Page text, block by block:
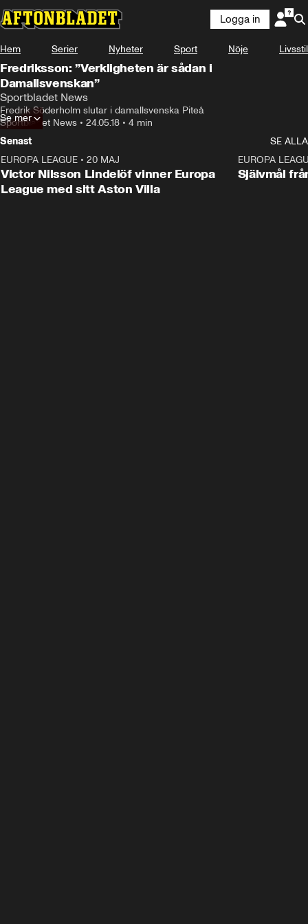
Logga in
Hem Serier Nyheter Sport Nöje Livsstil
Fredriksson: ”Verkligheten är sådan i
Damallsvenskan”
Sportbladet News
Fredrik Söderholm slutar i damallsvenska Piteå
Sportbladet News • 24.05.18 • 4 min
Se mer
Senast
SE ALLA
EUROPA LEAGUE • 20 MAJ
Victor Nilsson Lindelöf vinner Europa
League med sitt Aston Villa
EUROPA
Självmål